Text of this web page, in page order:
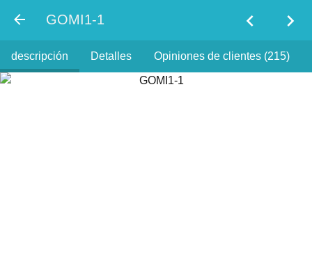
GOMI1-1 chevron_left chevron_right
descripción Detalles Opiniones de clientes (215)